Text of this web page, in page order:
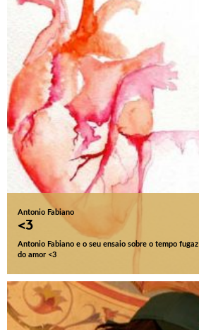
Antonio Fabiano
<3
Antonio Fabiano e o seu ensaio sobre o tempo fugaz
do amor <3